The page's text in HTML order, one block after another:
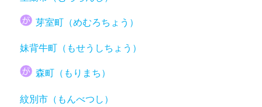
芽室町（めむろちょう）
妹背牛町（もせうしちょう）
森町（もりまち）
紋別市（もんべつし）